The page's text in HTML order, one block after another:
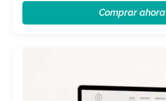
Comprar ahora